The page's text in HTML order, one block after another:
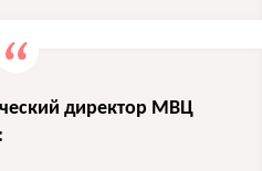
директор МВЦ